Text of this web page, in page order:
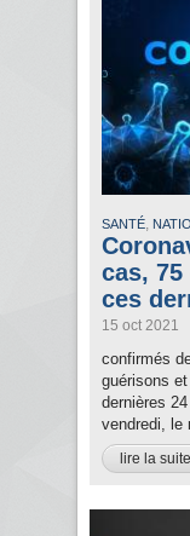
SANTÉ,
cas,
ces
15 oct 2021
confirmés
guérisons
dernières
vendredi, le
lire la suite